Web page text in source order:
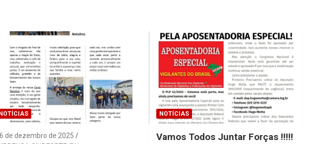
NOTÍCIAS
de dezembro de 2025
NOTÍCIAS
Vamos Todos Juntar Forças !!!!!